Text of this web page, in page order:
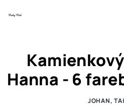
Hanna - 6
JOHAN,